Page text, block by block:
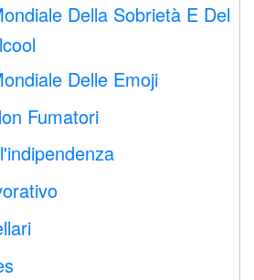
Della Sobrietà E Del
Delle Emoji
Fumatori